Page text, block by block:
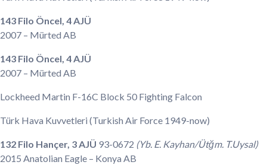
143 Filo Öncel, 4 AJÜ
2007 – Mürted AB
143 Filo Öncel, 4 AJÜ
2007 – Mürted AB
Lockheed Martin F-16C Block 50 Fighting Falcon
Türk Hava Kuvvetleri (Turkish Air Force 1949-now)
132 Filo Hançer, 3 AJÜ 93-0672 (Yb. E. Kayhan/Ütğm. T.Uysal)
2015 Anatolian Eagle – Konya AB